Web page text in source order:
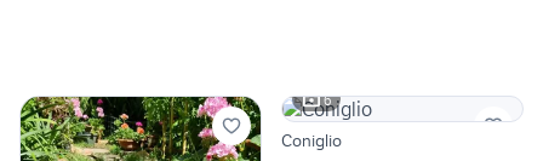
6
Coniglio